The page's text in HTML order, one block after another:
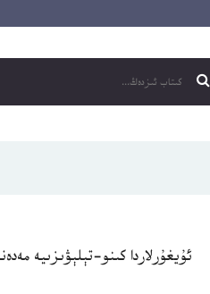
ئۇيغۇرلاردا كىنو-تېلېۋىزىيە